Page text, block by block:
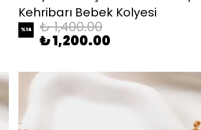
Kehribarı Bebek Kolyesi
%14 ₺ 1,400.00
₺ 1,200.00